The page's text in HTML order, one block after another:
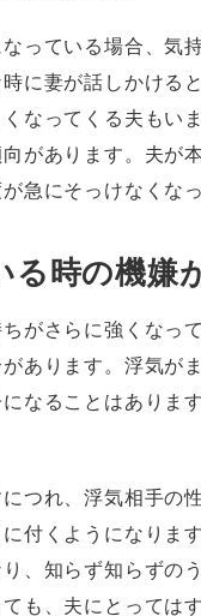
っている場合、気
に妻が話しかける
なってくる夫もい
があります。夫が
急にそっけなくな
る時の機嫌
がさらに強くなっ
あります。浮気が
なることはありま
つれ、浮気相手の
付くようになりま
、知らず知らずの
も、夫にとっては